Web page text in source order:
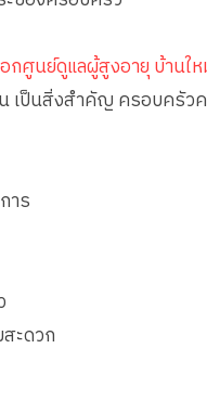
กศูนย์ดูแลผู้สูงอายุ บ้านใ
เป็นสิ่งสำคัญ ครอบครัว
าร
ะดวก